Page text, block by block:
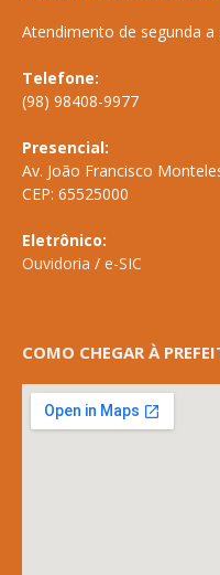
Atendimento de segunda a
Telefone:
(98) 98408-9977
Presencial:
Av. João Francisco
CEP: 65525000
Eletrônico:
Ouvidoria / e-SIC
COMO CHEGAR À